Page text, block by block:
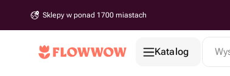
Sklepy w ponad 1700 miastach
Katalog